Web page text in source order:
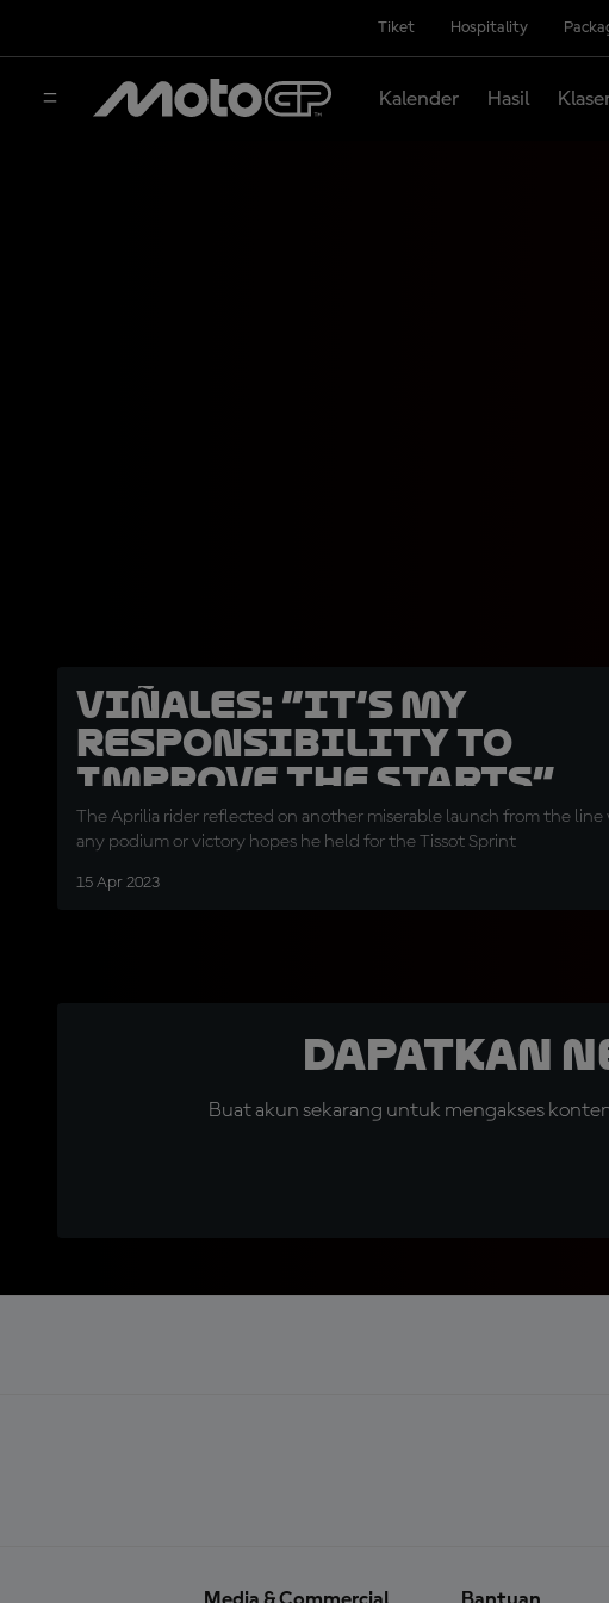
Tiket Hospitality
Kalender Hasil
Viñales: “It’s my
responsibility to
improve the starts”
The Aprilia rider reflected on another miserable launch from the line
any podium or victory hopes he held for the Tissot Sprint
15 Apr 2023
Dapatkan
Buat akun sekarang untuk mengakses